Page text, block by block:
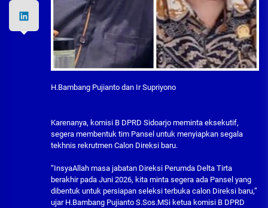
H.Bambang Pujianto dan Ir Supriyono
Karenanya, komisi B DPRD Sidoarjo meminta eksekutif,
segera membentuk tim Pansel untuk menyiapkan segala
tekhnis rekrutmen Calon Direksi baru.
“InsyaAllah masa jabatan Direksi Perumda Delta Tirta
berakhir pada Juni 2026, kita minta segera ada Pansel yang
dibentuk untuk persiapan seleksi terbuka calon Direksi baru,”
ujar H.Bambang Pujianto S.Sos.MSi ketua komisi B DPRD